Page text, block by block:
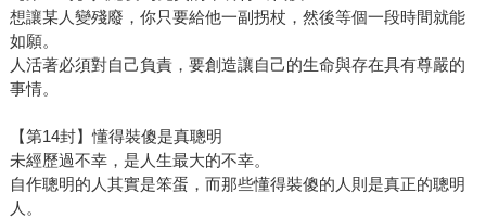
想讓某人變殘廢，你只要給他一副拐杖，然後等個一段時間就能
如願。
人活著必須對自己負責，要創造讓自己的生命與存在具有尊嚴的
事情。
【第14封】懂得裝傻是真聰明
未經歷過不幸，是人生最大的不幸。
自作聰明的人其實是笨蛋，而那些懂得裝傻的人則是真正的聰明
人。